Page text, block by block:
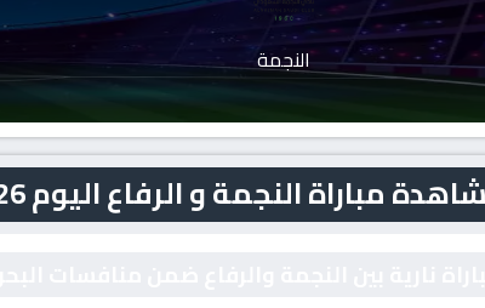
النجمة
مباراة النجمة و الرفاع اليوم 2026-01-13 بث مباشر